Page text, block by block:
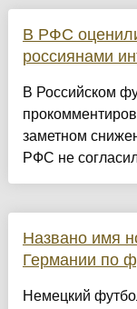
В РФС
россиянами
В Российском
заметном
РФС не
Названо имя
Германии по
Немецкий